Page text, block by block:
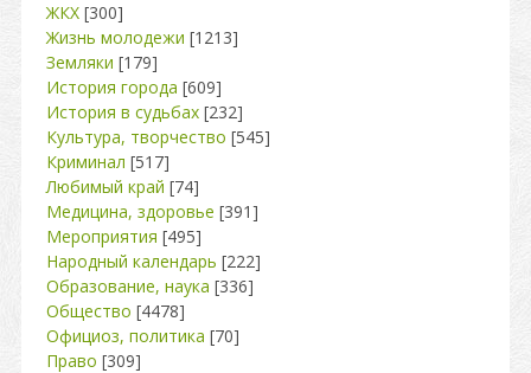
ЖКХ [300]
Жизнь молодежи [1213]
Земляки [179]
История города [609]
История в судьбах [232]
Культура, творчество [545]
Криминал [517]
Любимый край [74]
Медицина, здоровье [391]
Мероприятия [495]
Народный календарь [222]
Образование, наука [336]
Общество [4478]
Официоз, политика [70]
Право [309]